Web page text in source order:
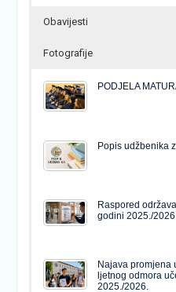
Obavijesti
Fotografije
PODJELA
Popis udžbenika
Raspored
godini 2025./2026.
Najava promjena
ljetnog odmora
2025./2026.